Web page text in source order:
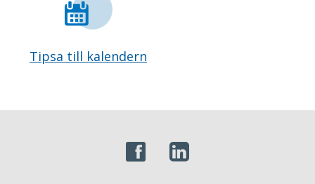
Tipsa till kalendern